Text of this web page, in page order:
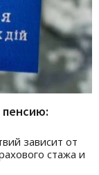
пенсию:
зависит от
стажа и